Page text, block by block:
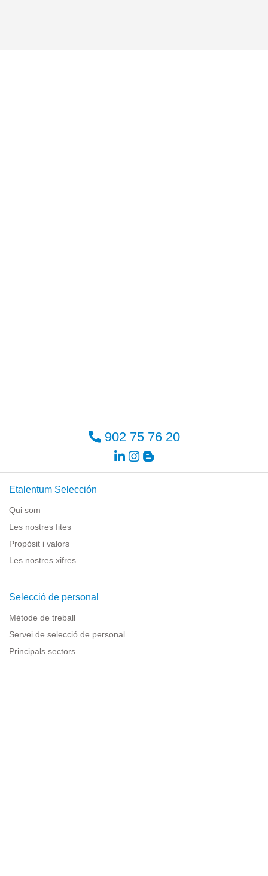
902 75 76 20
Etalentum Selección
Qui som
Les nostres fites
Propòsit i valors
Les nostres xifres
Selecció de personal
Mètode de treball
Servei de selecció de personal
Principals sectors